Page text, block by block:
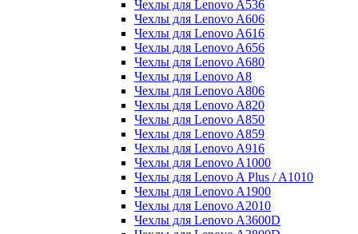
Чехлы для Lenovo A536
Чехлы для Lenovo A606
Чехлы для Lenovo A616
Чехлы для Lenovo A656
Чехлы для Lenovo A680
Чехлы для Lenovo A8
Чехлы для Lenovo A806
Чехлы для Lenovo A820
Чехлы для Lenovo A850
Чехлы для Lenovo A859
Чехлы для Lenovo A916
Чехлы для Lenovo A1000
Чехлы для Lenovo A Plus / A1010
Чехлы для Lenovo A1900
Чехлы для Lenovo A2010
Чехлы для Lenovo A3600D